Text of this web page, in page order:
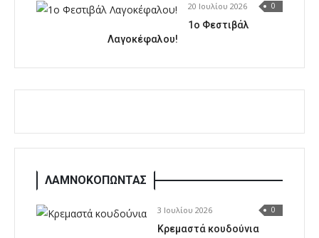
20 Ιουλίου 2026 0
1o Φεστιβάλ
Λαγοκέφαλου!
ΛΑΜΝΟΚΟΠΩΝΤΑΣ
3 Ιουλίου 2026 0
Κρεμαστά κουδούνια